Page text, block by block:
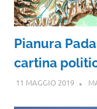
Pianura
cartina
11 MAGGIO 2019